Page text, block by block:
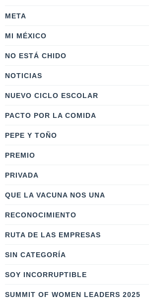
META
MI MÉXICO
NO ESTÁ CHIDO
NOTICIAS
NUEVO CICLO ESCOLAR
PACTO POR LA COMIDA
PEPE Y TOÑO
PREMIO
PRIVADA
QUE LA VACUNA NOS UNA
RECONOCIMIENTO
RUTA DE LAS EMPRESAS
SIN CATEGORÍA
SOY INCORRUPTIBLE
SUMMIT OF WOMEN LEADERS 2025